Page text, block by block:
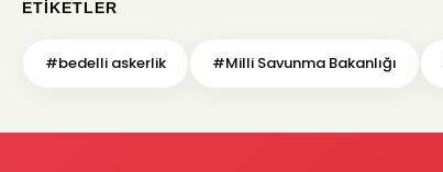
ETIKETLER
#bedelli askerlik #Milli Savunma Bakanlığı